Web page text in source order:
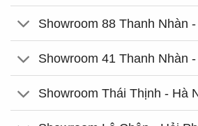
Showroom 88 Thanh Nhàn
Showroom 41 Thanh Nhàn
Showroom Thái Thịnh - Hà